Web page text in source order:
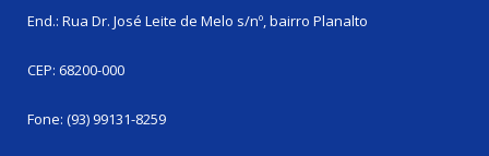
End.: Rua Dr. José Leite de Melo s/nº, bairro Planalto
CEP: 68200-000
Fone: (93) 99131-8259